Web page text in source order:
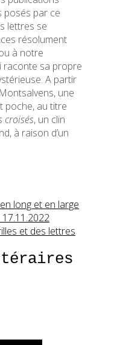
posés par ce
lettres se
résolument
à notre
raconte sa propre
A partir
une
poche, au titre
croisés, un clin
à raison d’un
long et en large
et des lettres